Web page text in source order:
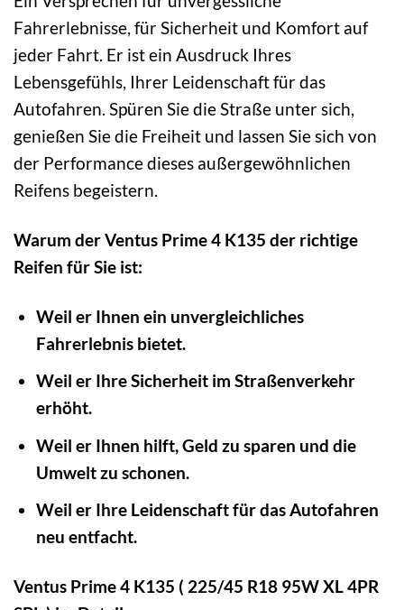
Fahrerlebnisse, für Sicherheit und Komfort auf
jeder Fahrt. Er ist ein Ausdruck Ihres
Lebensgefühls, Ihrer Leidenschaft für das
Autofahren. Spüren Sie die Straße unter sich,
genießen Sie die Freiheit und lassen Sie sich von
der Performance dieses außergewöhnlichen
Reifens begeistern.
Warum der Ventus Prime 4 K135 der richtige
Reifen für Sie ist:
Weil er Ihnen ein unvergleichliches
Fahrerlebnis bietet.
Weil er Ihre Sicherheit im Straßenverkehr
erhöht.
Weil er Ihnen hilft, Geld zu sparen und die
Umwelt zu schonen.
Weil er Ihre Leidenschaft für das Autofahren
neu entfacht.
Ventus Prime 4 K135 ( 225/45 R18 95W XL 4PR